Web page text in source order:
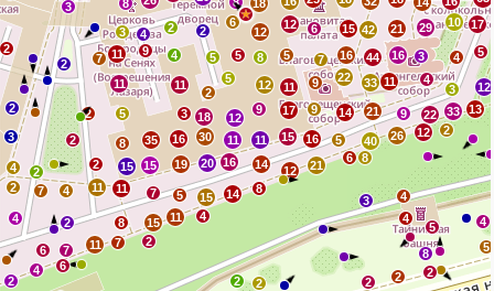
13
12
33
22
3
4
4 5
17
18
12
6
15
16
44
42 21
29
10
3
16
33 11
21 9
22
14
9
9
40
5
16
6
21
12
15
17
11
9
11
11
12
12
8 5 7
12
5
6
5
2
4
2
4
9
3
11
11
5
2
18
30
3
16
19
15
35
8
5
11
7
2
2
2
11
15
7
11
15
5
11
4
15 14
20 16
14
8
2
2 2
3
8
26 12 2
5
4
4
8 5
4
2
2
2
8
7
11
2
4
4
6
6
7
2
4
7
2
4 2
3
2
2
2
3 8